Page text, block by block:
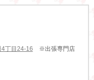
4丁目24-16 ※出張専門店